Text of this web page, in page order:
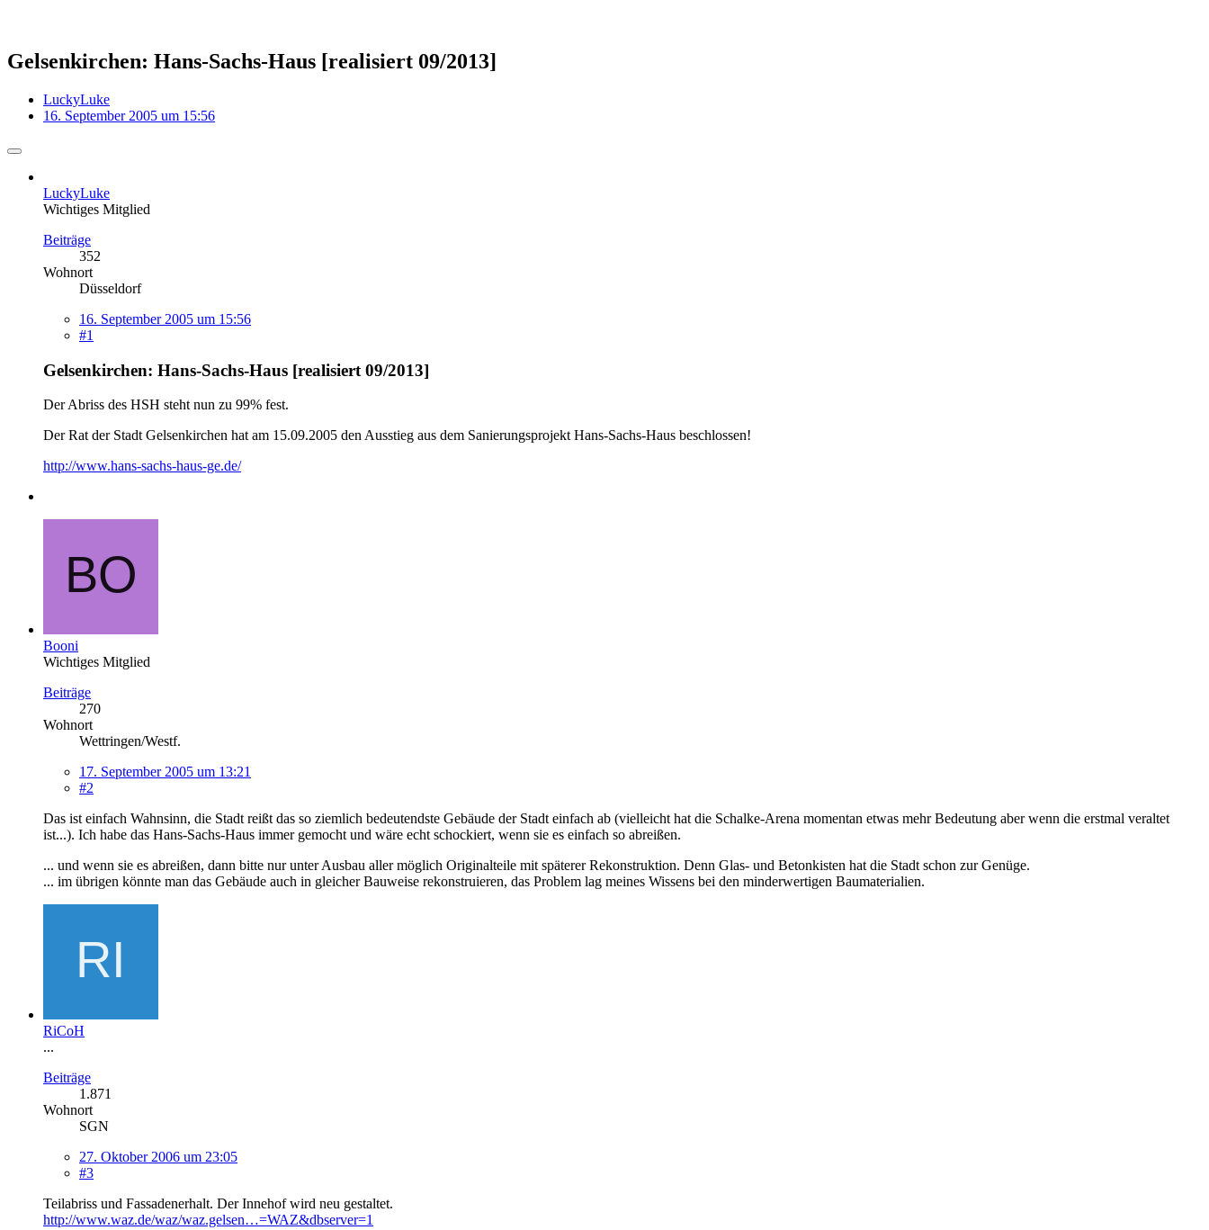
Gelsenkirchen: Hans-Sachs-Haus [realisiert 09/2013]
LuckyLuke
16. September 2005 um 15:56
LuckyLuke
Wichtiges Mitglied
Beiträge
352
Wohnort
Düsseldorf
16. September 2005 um 15:56
#1
Gelsenkirchen: Hans-Sachs-Haus [realisiert 09/2013]
Der Abriss des HSH steht nun zu 99% fest.
Der Rat der Stadt Gelsenkirchen hat am 15.09.2005 den Ausstieg aus dem Sanierungsprojekt Hans-Sachs-Haus beschlossen!
http://www.hans-sachs-haus-ge.de/
Booni
Wichtiges Mitglied
Beiträge
270
Wohnort
Wettringen/Westf.
17. September 2005 um 13:21
#2
Das ist einfach Wahnsinn, die Stadt reißt das so ziemlich bedeutendste Gebäude der Stadt einfach ab (vielleicht hat die Schalke-Arena momentan etwas mehr Bedeutung aber wenn die erstmal veraltet
ist...). Ich habe das Hans-Sachs-Haus immer gemocht und wäre echt schockiert, wenn sie es einfach so abreißen.
... und wenn sie es abreißen, dann bitte nur unter Ausbau aller möglich Originalteile mit späterer Rekonstruktion. Denn Glas- und Betonkisten hat die Stadt schon zur Genüge.
... im übrigen könnte man das Gebäude auch in gleicher Bauweise rekonstruieren, das Problem lag meines Wissens bei den minderwertigen Baumaterialien.
RiCoH
...
Beiträge
1.871
Wohnort
SGN
27. Oktober 2006 um 23:05
#3
Teilabriss und Fassadenerhalt. Der Innehof wird neu gestaltet.
http://www.waz.de/waz/waz.gelsen…=WAZ&dbserver=1